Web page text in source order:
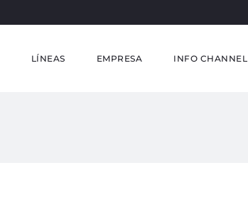
LÍNEAS EMPRESA INFO CHANNEL